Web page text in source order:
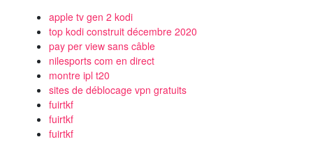
apple tv gen 2 kodi
top kodi construit décembre 2020
pay per view sans câble
nilesports com en direct
montre ipl t20
sites de déblocage vpn gratuits
fuirtkf
fuirtkf
fuirtkf